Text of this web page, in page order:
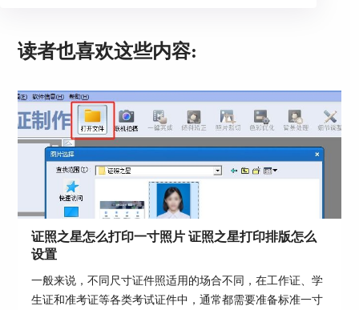
读者也喜欢这些内容:
证照之星怎么打印一寸照片 证照之星打印排版怎么
设置
一般来说，不同尺寸证件照适用的场合不同，在工作证、学
生证和准考证等各类考试证件中，通常都需要准备标准一寸